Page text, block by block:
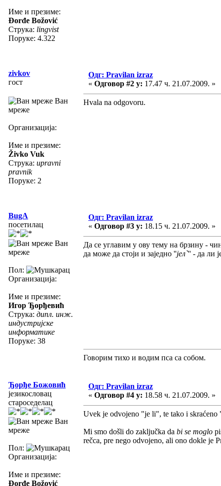
Име и презиме:
Đorđe Božović
Струка: lingvist
Поруке: 4.322
zivkov
гост
Ван
мреже
Организација:
Име и презиме:
Živko Vuk
Струка: upravni
pravnik
Поруке: 2
Одг: Pravilan izraz
« Одговор #2 у: 17.47 ч. 21.07.2009. »
Hvala na odgovoru.
BugA
посетилац
Ван
мреже
Пол:
Организација:
Име и презиме:
Игор Ђорђевић
Струка: дипл. инж.
индустријске
информатике
Поруке: 38
Одг: Pravilan izraz
« Одговор #3 у: 18.15 ч. 21.07.2009. »
Да се углавим у ову тему на брзину -
да може да стоји и заједно ''јел`'' - да ли
Говорим тихо и водим пса са собом.
Ђорђе Божовић
језикословац
староседелац
Ван
мреже
Пол:
Организација:
Име и презиме:
Đorđe Božović
Одг: Pravilan izraz
« Одговор #4 у: 18.58 ч. 21.07.2009. »
Uvek je odvojeno "je li", te tako i skraćeno
Mi smo došli do zaključka da bi se moglo
rečca, pre nego odvojeno, ali ono dokle je